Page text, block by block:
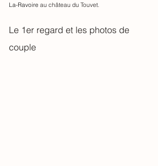
La-Ravoire au château du Touvet.
Le 1er regard et les photos de
couple